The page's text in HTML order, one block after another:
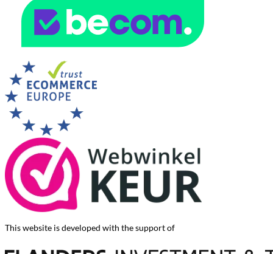
This website is developed with the support of